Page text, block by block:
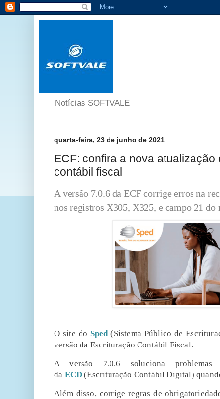
Notícias SOFTVALE
quarta-feira, 23 de junho de 2021
ECF: confira a nova atualização
contábil fiscal
A versão 7.0.6 da ECF corrige erros na
nos registros X305, X325, e campo 21 do
O site do Sped(Sistema Público de
versão da Escrituração Contábil Fiscal.
A versão 7.0.6 soluciona
da ECD (Escrituração Contábil Digital)
Além disso, corrige regras de